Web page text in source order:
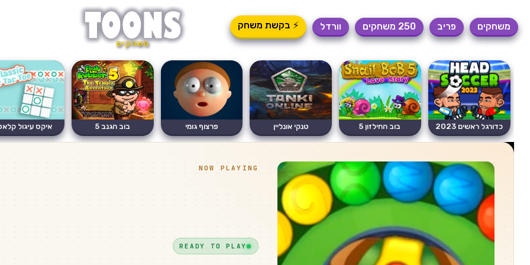
משחקים פריב 250 משחקים וורדל ⚡ בקשת משחק
משחקים
כדורגל ראשים 2023 בוב החילזון 5 טנקי אונליין פרצוף גומי בוב הגנב 5 איקס עיגול